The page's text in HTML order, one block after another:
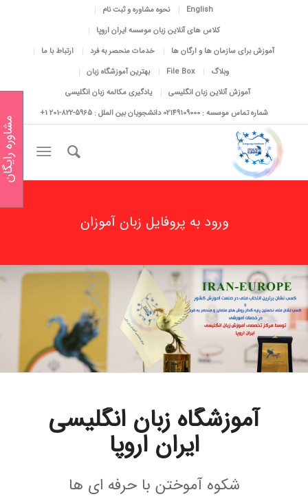
English
نحوه مشاوره و ثبت نام
کلاس های آنلاین زبان موسسه ایران اروپا
آموزش برای سازمان ها و ارگان ها
خدمات منحصر به فرد
ارتباط با ما
وبلاگ
File Box
بهترین آموزشگاه زبان
آموزش آنلاین زبان انگلیسی
یادگیری مکالمه زبان انگلیسی
شماره تماس موسسه : 02149109000 دانشجویان بین الملل : 5965-822-201 1+
ورود به پروفایل زبان آموزان
آموزشگاه زبان انگلیسی
ایران اروپا
شکوه آموختن با حرفه ای ها